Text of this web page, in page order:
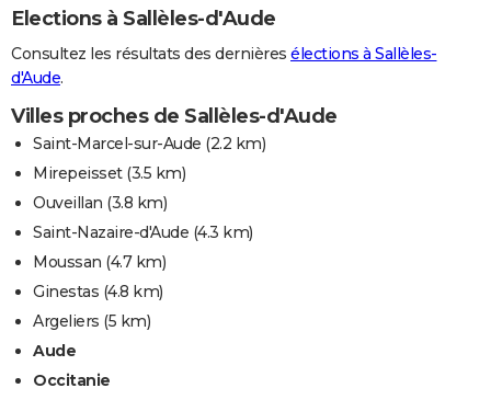
Elections à Sallèles-d'Aude
Consultez les résultats des dernières élections à Sallèles-
d'Aude.
Villes proches de Sallèles-d'Aude
Saint-Marcel-sur-Aude (2.2 km)
Mirepeisset(3.5 km)
Ouveillan (3.8 km)
Saint-Nazaire-d'Aude (4.3 km)
Moussan (4.7 km)
Ginestas (4.8 km)
Argeliers (5 km)
Aude
Occitanie